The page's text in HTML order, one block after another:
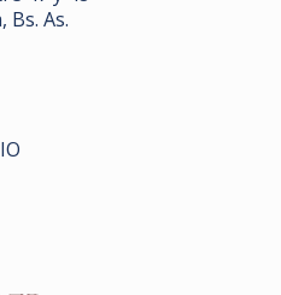
Bs. As.